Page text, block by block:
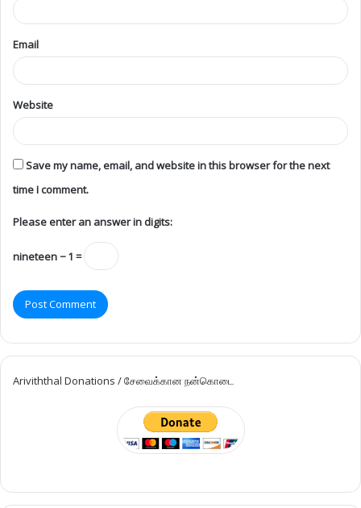
Email
Website
Save my name, email, and website in this browser for the next
time I comment.
Please enter an answer in digits:
nineteen − 1 =
Ariviththal Donations / சேவைக்கான நன்கொடை